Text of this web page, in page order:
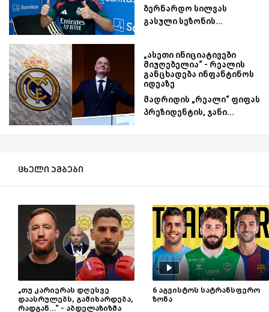
ბერნარდო სილვას
გასული სეზონის...
„ასეთი ინიციატივები
მიუღებელია“ - რეალის
განცხადება ინფანტინოს
იდეაზე
მადრიდის „რეალი“ ფიფას
პრეზიდენტის, ჯანი...
ცხელი ამბები
„თუ კარიერას დღესვე
დაასრულებს, გამიხარდება,
რადგან...“ - აბდელაზიზმა
6 აგვისტოს სატრანსფერო
ზონა